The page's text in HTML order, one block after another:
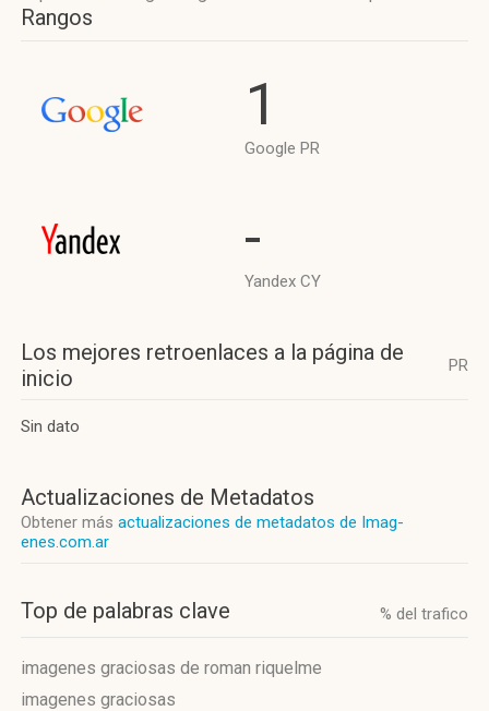
Rangos
1
Google PR
-
Yandex CY
Los mejores retroenlaces a la página de
inicio
PR
Sin dato
Actualizaciones de Metadatos
Obtener más actualizaciones de metadatos de Imag-
enes.com.ar
Top de palabras clave % del trafico
imagenes graciosas de roman riquelme
imagenes graciosas